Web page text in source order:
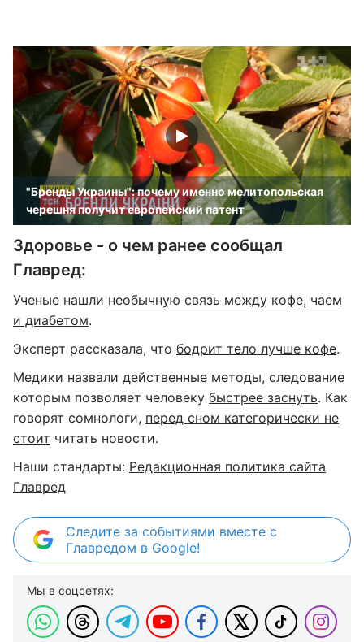
"Бренды Украины": почему именно мелитопольская
черешня получит европейский патент
Здоровье - о чем ранее сообщал
Главред:
Ученые нашли необычную связь между кофе, чаем
и диабетом.
Эксперт рассказала, что бодрит тело лучше кофе.
Медики назвали действенные методы, следование
которым позволяет человеку быстрее заснуть. Как
говорят сомнологи​, перед сном категорически не
стоит читать новости.
Наши стандарты: Редакционная политика сайта
Главред
Следите за событиями вместе с
Главредом в Google!
Мы в соцсетях: